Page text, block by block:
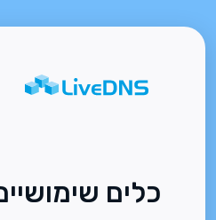
כלים